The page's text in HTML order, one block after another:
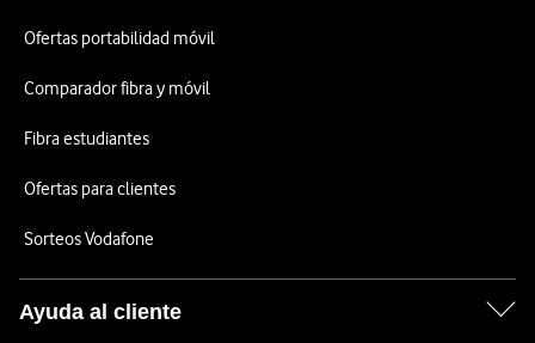
Ofertas portabilidad móvil
Comparador fibra y móvil
Fibra estudiantes
Ofertas para clientes
Sorteos Vodafone
Ayuda al cliente